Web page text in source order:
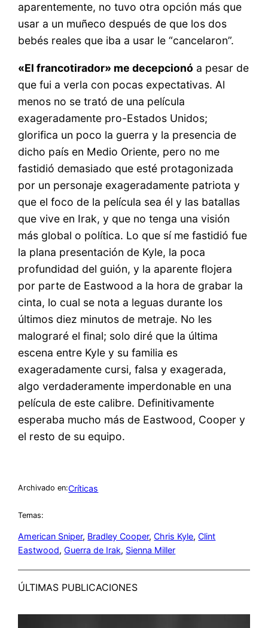
aparentemente, no tuvo otra opción más que
usar a un muñeco después de que los dos
bebés reales que iba a usar le “cancelaron”.
«El francotirador» me decepcionó a pesar de
que fui a verla con pocas expectativas. Al
menos no se trató de una película
exageradamente pro-Estados Unidos;
glorifica un poco la guerra y la presencia de
dicho país en Medio Oriente, pero no me
fastidió demasiado que esté protagonizada
por un personaje exageradamente patriota y
que el foco de la película sea él y las batallas
que vive en Irak, y que no tenga una visión
más global o política. Lo que sí me fastidió fue
la plana presentación de Kyle, la poca
profundidad del guión, y la aparente flojera
por parte de Eastwood a la hora de grabar la
cinta, lo cual se nota a leguas durante los
últimos diez minutos de metraje. No les
malograré el final; solo diré que la última
escena entre Kyle y su familia es
exageradamente cursi, falsa y exagerada,
algo verdaderamente imperdonable en una
película de este calibre. Definitivamente
esperaba mucho más de Eastwood, Cooper y
el resto de su equipo.
Archivado en:Críticas
Temas:
American Sniper, Bradley Cooper, Chris Kyle, Clint
Eastwood, Guerra de Irak, Sienna Miller
ÚLTIMAS PUBLICACIONES